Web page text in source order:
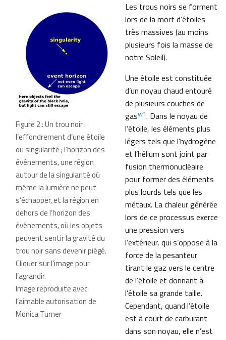
Figure 2 : Un trou noir :
l’effondrement d’une étoile
ou singularité ; l’horizon des
événements, une région
autour de la singularité où
même la lumière ne peut
s’échapper, et la région en
dehors de l’horizon des
événements, où les objets
peuvent sentir la gravité du
trou noir sans devenir piégé.
Cliquer sur l’image pour
l’agrandir.
Image reproduite avec
l’aimable autorisation de
Monica Turner
Les trous noirs se forment
lors de la mort d’étoiles
très massives (au moins
plusieurs fois la masse de
notre Soleil).
Une étoile est constituée
d’un noyau chaud entouré
de plusieurs couches de
gasw1. Dans le noyau de
l’étoile, les éléments plus
légers tels que l’hydrogène
et l’hélium sont joint par
fusion thermonucléaire
pour former des éléments
plus lourds tels que les
métaux. La chaleur générée
lors de ce processus exerce
une pression vers
l’extérieur, qui s’oppose à la
force de la pesanteur
tirant le gaz vers le centre
de l’étoile et donnant à
l’étoile sa grande taille.
Cependant, quand l’étoile
est à court de carburant
dans son noyau, elle n’est